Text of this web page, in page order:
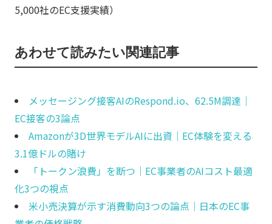
5,000社のEC支援実績）
あわせて読みたい関連記事
メッセージング接客AIのRespond.io、62.5M調達｜
EC接客の3論点
Amazonが3D世界モデルAIに出資｜EC体験を変える
3.1億ドルの賭け
「トークン浪費」を断つ｜EC事業者のAIコスト最適
化3つの視点
米小売決算が示す消費動向3つの論点｜日本のEC事